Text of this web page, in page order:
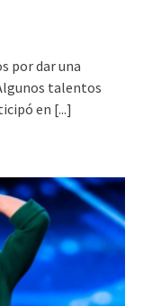
por dar una
talentos
en [...]